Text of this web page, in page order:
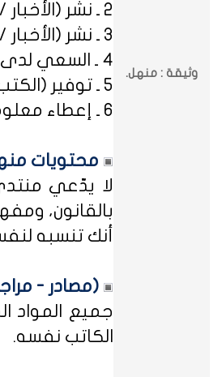
وثيقة : منهل.
2 ـ نشر (الأخبار / المعلومات / .. الخ) ذات العِلاقة بالصراعات (المذهبية / الطائفية / الحزبية / السياسية / .. الخ).
3 ـ نشر (الأخبار / المعلومات / .. الخ) ذات العِلاقة بالخلافات (الرسمية / الشخصية) مع المنظمات (الحكومية / الخاصة / .. الخ).
4 ـ السعي لدى المنظمات (الحكومية / الخاصة / .. الخ) بطلب أو متابعة (التوظيف / الدراسة / البلاغات / الشكاوى / .. الخ).
5 ـ توفير (الكتب المطبوعة / الدراسات العلمية / البحوث الإجرائية / أوراق العمل / الوثائق / التشريعات / الملخصات / .. الخ).
6 ـ إعطاء معلومات شخصية عن (الكتاب المشاركين في منهل الثقافة التربوية / المسؤولين في مختلف المنظمات / .. الخ).
محتويات
لا يدّعي
بالقانون،
أنك تنسبه
(مصادر -
جميع المواد
الكاتب نفسه.